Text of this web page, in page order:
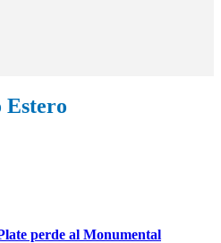
perde al Monumental